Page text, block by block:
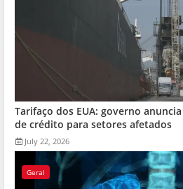
Tarifaço dos EUA: governo
de crédito para setores afetados
July 22, 2026
Geral